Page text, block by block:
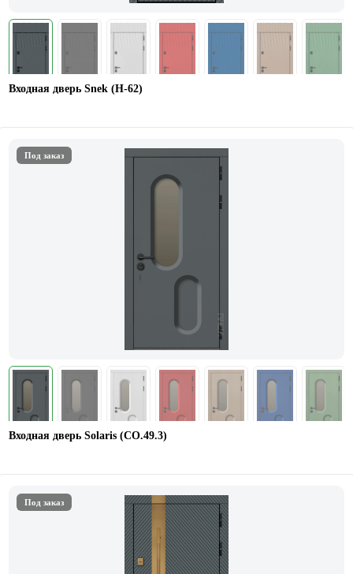
Входная дверь Snek (Н-62)
Под заказ
Входная дверь Solaris (СО.49.3)
Под заказ